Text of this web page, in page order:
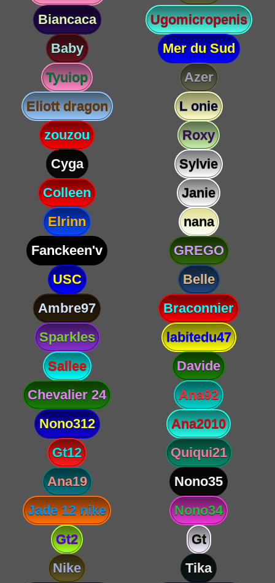
Biancaca
Ugomicropenis
Baby
Mer du Sud
Tyuiop
Azer
Eliott dragon
L onie
zouzou
Roxy
Cyga
Sylvie
Colleen
Janie
Elrinn
nana
Fanckeen'v
GREGO
USC
Belle
Ambre97
Braconnier
Sparkles
labitedu47
Sallee
Davide
Chevalier 24
Ana92
Nono312
Ana2010
Gt12
Quiqui21
Ana19
Nono35
Jade 12 nike
Nono34
Gt2
Gt
Nike
Tika